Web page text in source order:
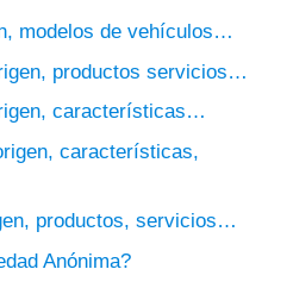
modelos de vehículos…
productos servicios…
características…
características,
productos, servicios…
Anónima?